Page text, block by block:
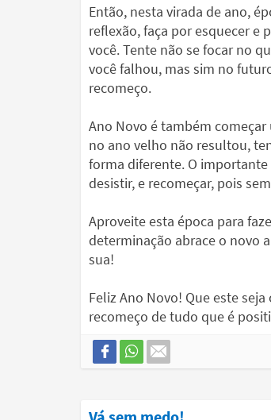
Então, nesta virada de ano,
reflexão, faça por esquecer e
você. Tente não se focar no
você falhou, mas sim no
recomeço.
Ano Novo é também começar
no ano velho não resultou,
forma diferente. O importante
desistir, e recomeçar, pois
Aproveite esta época para
determinação abrace o novo
sua!
Feliz Ano Novo! Que este
recomeço de tudo que é